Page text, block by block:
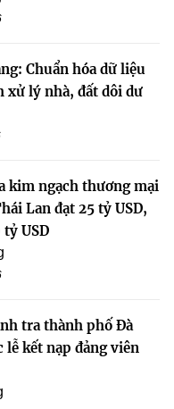
Chuẩn hóa dữ liệu
xử lý nhà, đất dôi dư
kim ngạch thương mại
Lan đạt 25 tỷ USD,
USD
tra thành phố Đà
lễ kết nạp đảng viên